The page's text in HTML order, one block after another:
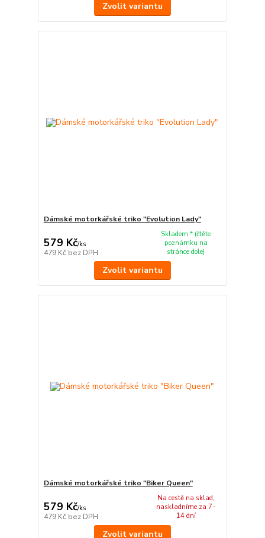
Zvolit variantu
Dámské motorkářské triko "Evolution Lady"
579 Kč/ks
479 Kč bez DPH
Skladem * (čtěte
poznámku na
stránce dole)
Zvolit variantu
Dámské motorkářské triko "Biker Queen"
579 Kč/ks
479 Kč bez DPH
Na cestě na sklad,
naskladníme za 7-
14 dní
Zvolit variantu